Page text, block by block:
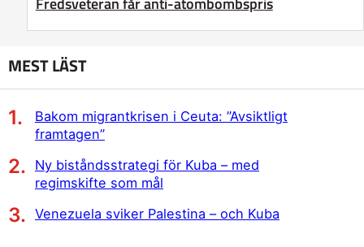
MEST LÄST
Bakom migrantkrisen i Ceuta: ”Avsiktligt
framtagen”
Ny biståndsstrategi för Kuba – med
regimskifte som mål
Venezuela sviker Palestina – och Kuba